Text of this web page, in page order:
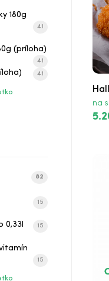
180g
41
(príloha)
41
41
82
15
0,33l 15
15
na